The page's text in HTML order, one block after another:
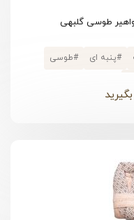
طوسی گلبهی
#پنبه ای #طوسی